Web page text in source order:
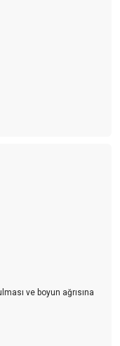
ve boyun ağrısına